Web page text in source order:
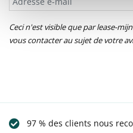
Ceci n'est visible que par lease-
vous contacter au sujet de votre
97 % des clients nous